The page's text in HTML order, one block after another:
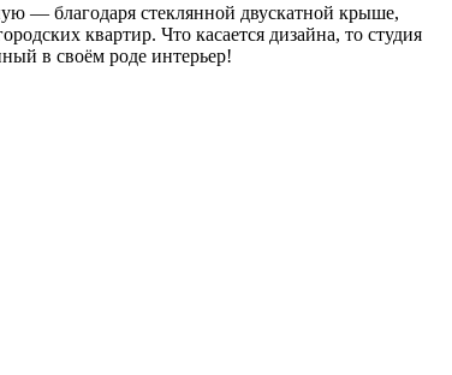
— благодаря стеклянной двускатной крыше,
квартир. Что касается дизайна, то студия
в своём роде интерьер!